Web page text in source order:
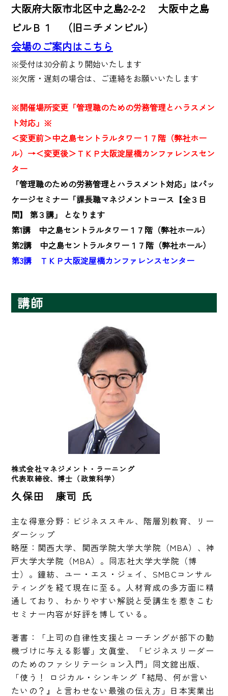
大阪府大阪市北区中之島2-2-2 大阪中之島
ビルＢ１ （旧ニチメンビル）
会場のご案内はこちら
※受付は30分前より開始いたします
※欠席・遅刻の場合は、ご連絡をお願いいたします
※開催場所変更「管理職のための労務管理とハラスメン
ト対応」※
＜変更前＞中之島セントラルタワー１７階（弊社ホー
ル）→＜変更後＞ＴＫＰ大阪淀屋橋カンファレンスセン
ター
「管理職のための労務管理とハラスメント対応」はパッ
ケージセミナー「課長職マネジメントコース【全３日
間】
第３講 」 となります
第1講 中之島セントラルタワー１７階（弊社ホール）
第2講 中之島セントラルタワー１７階（弊社ホール）
第3講 ＴＫＰ大阪淀屋橋カンファレンスセンター
講師
株式会社マネジメント・ラーニング
代表取締役、博士（政策科学）
久保田 康司 氏
主な得意分野：ビジネススキル、階層別教育、リー
ダーシップ
略歴：関西大学、関西学院大学大学院（MBA）、神
戸大学大学院（MBA）。同志社大学大学院（博
士）。鐘紡、ユー・エス・ジェイ、SMBCコンサル
ティングを経て現在に至る。人材育成の多方面に精
通しており、わかりやすい解説と受講生を惹きこむ
セミナー内容が好評を博している。
著書：「上司の自律性支援とコーチングが部下の動
機づけに与える影響」文眞堂、「ビジネスリーダー
のためのファシリテーション入門」同文舘出版、
「使う！ ロジカル・シンキング『結局、何が言い
たいの？』と言わせない最強の伝え方」日本実業出